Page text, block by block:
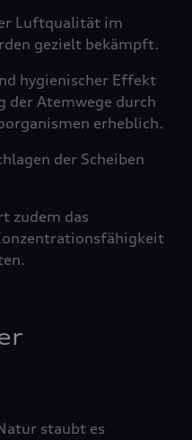
Luftqualität im
gezielt bekämpft.
hygienischer Effekt
der Atemwege durch
erheblich.
der Scheiben
zudem das
staubt es